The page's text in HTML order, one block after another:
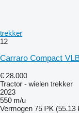
trekker
12
Carraro Compact
€ 28.000
Tractor - wielen trekker
2023
550 m/u
Vermogen 75 PK (55.13